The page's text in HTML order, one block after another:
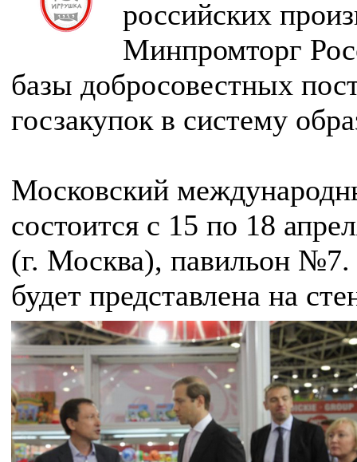
российских
Минпромторг
базы добросовестных
госзакупок в систему
Московский
состоится с 15 по 18
(г. Москва), павильон №7.
будет представлена на